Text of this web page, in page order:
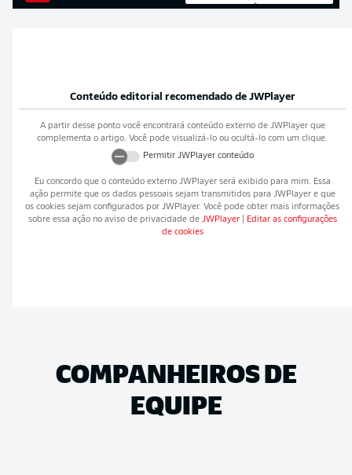
Conteúdo editorial recomendado de JWPlayer
A partir desse ponto você encontrará conteúdo externo de JWPlayerque
complementa o artigo. Você pode visualizá-lo ou ocultá-lo com um clique.
Permitir JWPlayerconteúdo
Eu concordo que o conteúdo externo JWPlayerserá exibido para mim. Essa
ação permite que os dados pessoais sejam transmitidos para JWPlayere que
os cookies sejam configurados por JWPlayer. Você pode obter mais informações
sobre essa ação no aviso de privacidade de JWPlayer
Editar as configurações
de cookies
COMPANHEIROS DE
EQUIPE